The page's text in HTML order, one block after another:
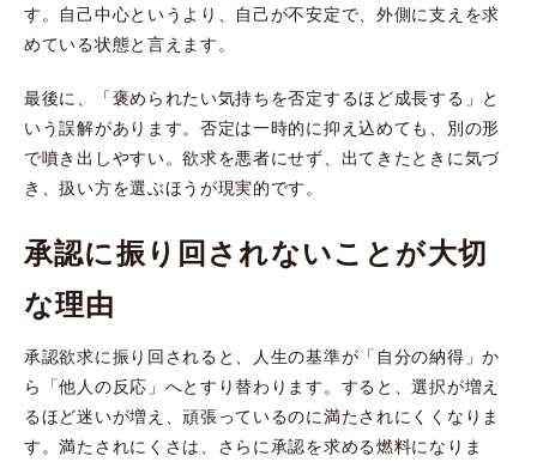
す。自己中心というより、自己が不安定で、外側に支えを求
めている状態と言えます。
最後に、「褒められたい気持ちを否定するほど成長する」と
いう誤解があります。否定は一時的に抑え込めても、別の形
で噴き出しやすい。欲求を悪者にせず、出てきたときに気づ
き、扱い方を選ぶほうが現実的です。
承認に振り回されないことが大切
な理由
承認欲求に振り回されると、人生の基準が「自分の納得」か
ら「他人の反応」へとすり替わります。すると、選択が増え
るほど迷いが増え、頑張っているのに満たされにくくなりま
す。満たされにくさは、さらに承認を求める燃料になりま